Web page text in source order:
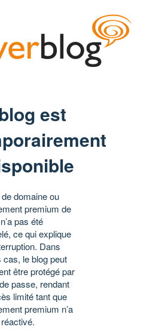
est
domaine ou
premium de
pas été
ce qui explique
Dans
cas, le blog peut
être protégé par
passe, rendant
limité tant que
premium n’a